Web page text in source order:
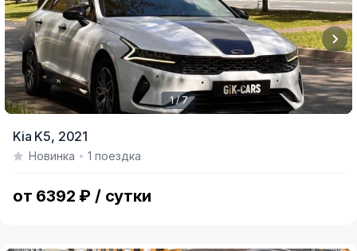
of
1 / 7
Kia K5, 2021
Новинка 1 поездка
от 6392 ₽ / сутки